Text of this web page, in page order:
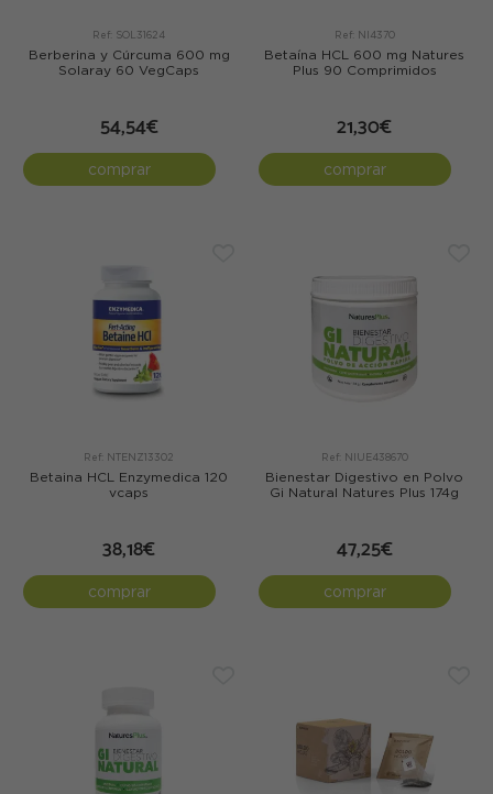
Ref: SOL31624
Berberina y Cúrcuma 600 mg
Solaray 60 VegCaps
54,54€
comprar
Ref: NI4370
Betaína HCL 600 mg Natures
Plus 90 Comprimidos
21,30€
comprar
Ref: NTENZ13302
Betaina HCL Enzymedica 120
vcaps
38,18€
comprar
Ref: NIUE438670
Bienestar Digestivo en Polvo
Gi Natural Natures Plus 174g
47,25€
comprar